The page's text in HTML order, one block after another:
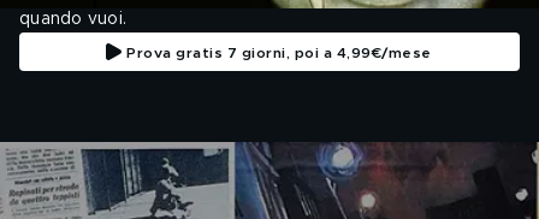
quando vuoi.
Prova gratis 7 giorni, poi a 4,99€/mese